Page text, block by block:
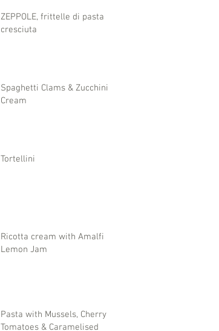
ZEPPOLE, frittelle di pasta
cresciuta
Spaghetti Clams & Zucchini
Cream
Tortellini
Ricotta cream with Amalfi
Lemon Jam
Pasta with Mussels, Cherry
Tomatoes & Caramelised